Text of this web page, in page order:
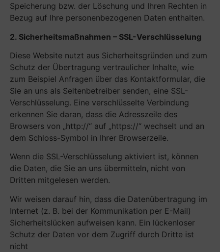
Speicherung bzw. der Löschung und Ihren Rechten in
Bezug auf Ihre personenbezogenen Daten enthalten.
2. Sicherheitsmaßnahmen – SSL-Verschlüsselung
Diese Website nutzt aus Sicherheitsgründen und zum
Schutz der Übertragung vertraulicher Inhalte, wie
zum Beispiel Anfragen über das Kontaktformular, die
Sie an uns als Seitenbetreiber senden, eine SSL-
Verschlüsselung. Eine verschlüsselte Verbindung
erkennen Sie daran, dass die Adresszeile des
Browsers von „http://“ auf „https://“ wechselt und an
dem Schloss-Symbol in Ihrer Browserzeile.
Wenn die SSL-Verschlüsselung aktiviert ist, können
die Daten, die Sie an uns übermitteln, nicht von
Dritten mitgelesen werden.
Wir weisen darauf hin, dass die Datenübertragung im
Internet (z. B. bei der Kommunikation per E-Mail)
Sicherheitslücken aufweisen kann. Ein lückenloser
Schutz der Daten vor dem Zugriff durch Dritte ist
nicht